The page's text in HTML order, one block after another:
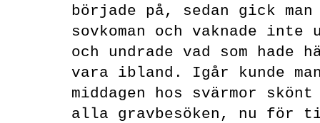
började på, sedan gick
sovkoman och vaknade
och undrade vad som hade
vara ibland. Igår kunde
middagen hos svärmor
alla gravbesöken, nu för